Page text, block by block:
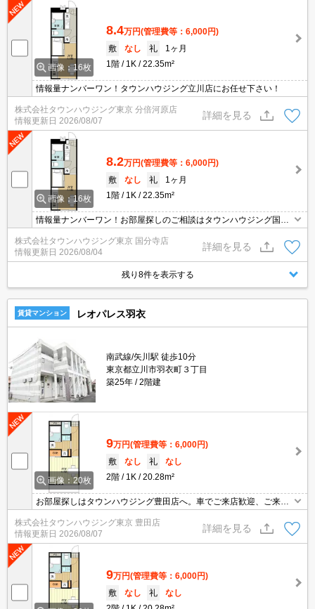
画像：16枚
8.4万円(管理費等：6,000円)
敷
なし 礼
1ヶ月
1階
1K 22.35m²
情報量ナンバーワン！タウンハウジング立川店にお任せ下さい！
株式会社タウンハウジング東京 分倍河原店
情報更新日 2026/08/07
詳細を見る
画像：16枚
8.2万円(管理費等：6,000円)
敷
なし 礼
1ヶ月
1階
1K 22.35m²
情報量ナンバーワン！お部屋探しのご相談はタウンハウジング国分
寺店にお任せを！
株式会社タウンハウジング東京 国分寺店
情報更新日 2026/08/04
詳細を見る
残り8件を表示する
賃貸マンション レオパレス羽衣
南武線/矢川駅 徒歩10分
東京都立川市羽衣町３丁目
築25年
2階建
画像：20枚
9万円(管理費等：6,000円)
敷
なし 礼
なし
2階
1K 20.28m²
お部屋探しはタウンハウジング豊田店へ。車でご来店歓迎、ご来店
用お客様駐車場あり！
株式会社タウンハウジング東京 豊田店
情報更新日 2026/08/07
詳細を見る
9万円(管理費等：6,000円)
敷
なし 礼
なし